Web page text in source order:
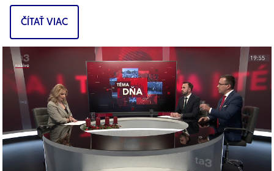
energie,” povedal poslanec...
ČÍTAŤ VIAC